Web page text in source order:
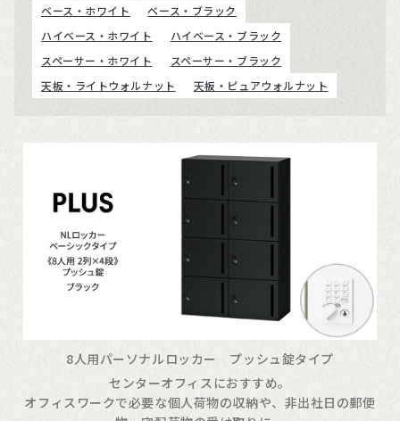
ベース・ホワイト
ベース・ブラック
ハイベース・ホワイト
ハイベース・ブラック
スペーサー・ホワイト
スペーサー・ブラック
天板・ライトウォルナット
天板・ピュアウォルナット
8人用パーソナルロッカー プッシュ錠タイプ
センターオフィスにおすすめ。
オフィスワークで必要な個人荷物の収納や、非出社日の郵便